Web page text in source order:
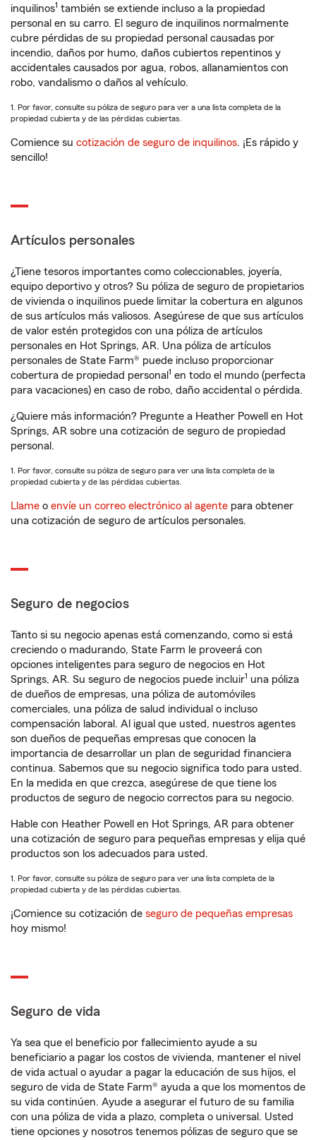
inquilinos1 también se extiende incluso a la propiedad
personal en su carro. El seguro de inquilinos normalmente
cubre pérdidas de su propiedad personal causadas por
incendio, daños por humo, daños cubiertos repentinos y
accidentales causados por agua, robos, allanamientos con
robo, vandalismo o daños al vehículo.
1. Por favor, consulte su póliza de seguro para ver a una lista completa de la
propiedad cubierta y de las pérdidas cubiertas.
Comience su cotización de seguro de inquilinos. ¡Es rápido y
sencillo!
Artículos personales
¿Tiene tesoros importantes como coleccionables, joyería,
equipo deportivo y otros? Su póliza de seguro de propietarios
de vivienda o inquilinos puede limitar la cobertura en algunos
de sus artículos más valiosos. Asegúrese de que sus artículos
de valor estén protegidos con una póliza de artículos
personales en Hot Springs, AR. Una póliza de artículos
personales de State Farm® puede incluso proporcionar
cobertura de propiedad personal 1 en todo el mundo (perfecta
para vacaciones) en caso de robo, daño accidental o pérdida.
¿Quiere más información? Pregunte a Heather Powell en Hot
Springs, AR sobre una cotización de seguro de propiedad
personal.
1. Por favor, consulte su póliza de seguro para ver una lista completa de la
propiedad cubierta y de las pérdidas cubiertas.
Llame o envíe un correo electrónico al agente para obtener
una cotización de seguro de artículos personales.
Seguro de negocios
Tanto si su negocio apenas está comenzando, como si está
creciendo o madurando, State Farm le proveerá con
opciones inteligentes para seguro de negocios en Hot
Springs, AR. Su seguro de negocios puede incluir1 una póliza
de dueños de empresas, una póliza de automóviles
comerciales, una póliza de salud individual o incluso
compensación laboral. Al igual que usted, nuestros agentes
son dueños de pequeñas empresas que conocen la
importancia de desarrollar un plan de seguridad financiera
continua. Sabemos que su negocio significa todo para usted.
En la medida en que crezca, asegúrese de que tiene los
productos de seguro de negocio correctos para su negocio.
Hable con Heather Powell en Hot Springs, AR para obtener
una cotización de seguro para pequeñas empresas y elija qué
productos son los adecuados para usted.
1. Por favor, consulte su póliza de seguro para ver una lista completa de la
propiedad cubierta y de las pérdidas cubiertas.
¡Comience su cotización de seguro de pequeñas empresas
hoy mismo!
Seguro de vida
Ya sea que el beneficio por fallecimiento ayude a su
beneficiario a pagar los costos de vivienda, mantener el nivel
de vida actual o ayudar a pagar la educación de sus hijos, el
seguro de vida de State Farm® ayuda a que los momentos de
su vida continúen. Ayude a asegurar el futuro de su familia
con una póliza de vida a plazo, completa o universal. Usted
tiene opciones y nosotros tenemos pólizas de seguro que se